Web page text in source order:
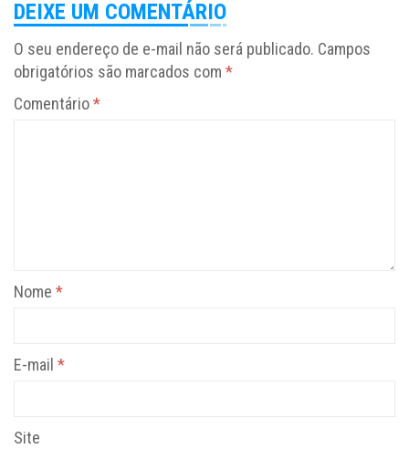
DEIXE UM COMENTÁRIO
O seu endereço de e-mail não será publicado. Campos
obrigatórios são marcados com *
Comentário*
Nome *
E-mail *
Site